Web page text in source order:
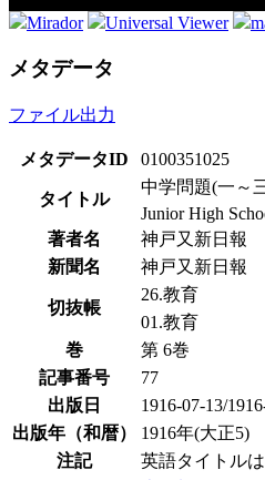
Mirador Universal Viewer
メタデータ
ファイル出力
メタデータID 0100351025
タイトル
中学問題(一～
Junior High
著者名
神戸又新日報
新聞名
神戸又新日報
切抜帳
26.教育
01.教育
巻
第 6巻
記事番号
77
出版日
1916-07-13/
出版年（和暦）
1916年(大正5)
注記
英語タイトル